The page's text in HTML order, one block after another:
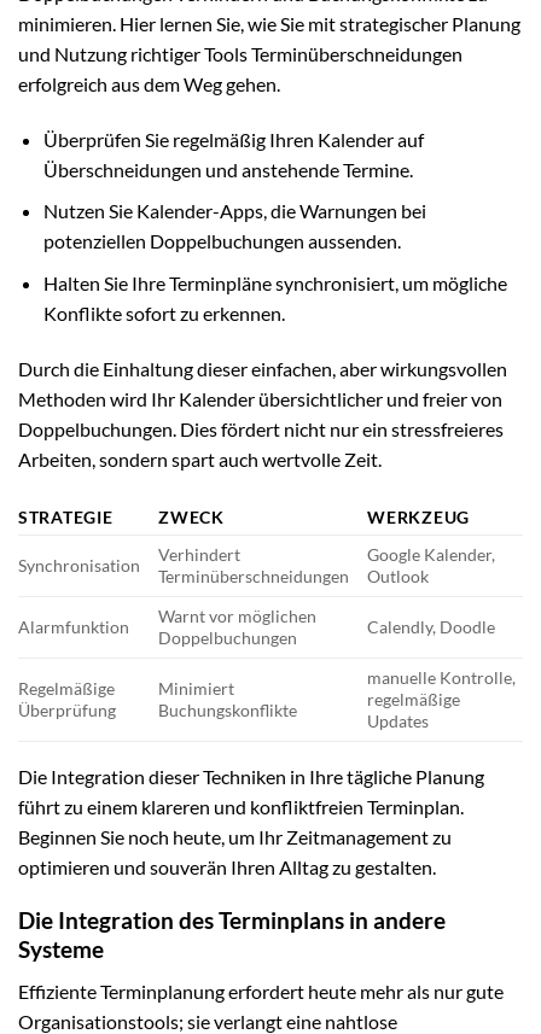
minimieren. Hier lernen Sie, wie Sie mit strategischer Planung
und Nutzung richtiger Tools Terminüberschneidungen
erfolgreich aus dem Weg gehen.
Überprüfen Sie regelmäßig Ihren Kalender auf
Überschneidungen und anstehende Termine.
Nutzen Sie Kalender-Apps, die Warnungen bei
potenziellen Doppelbuchungen aussenden.
Halten Sie Ihre Terminpläne synchronisiert, um mögliche
Konflikte sofort zu erkennen.
Durch die Einhaltung dieser einfachen, aber wirkungsvollen
Methoden wird Ihr Kalender übersichtlicher und freier von
Doppelbuchungen. Dies fördert nicht nur ein stressfreieres
Arbeiten, sondern spart auch wertvolle Zeit.
STRATEGIE ZWECK WERKZEUG
Synchronisation
Verhindert
Terminüberschneidungen
Google Kalender,
Outlook
Alarmfunktion
Warnt vor möglichen
Doppelbuchungen
Calendly, Doodle
Regelmäßige
Überprüfung
Minimiert
Buchungskonflikte
manuelle Kontrolle,
regelmäßige
Updates
Die Integration dieser Techniken in Ihre tägliche Planung
führt zu einem klareren und konfliktfreien Terminplan.
Beginnen Sie noch heute, um Ihr Zeitmanagement zu
optimieren und souverän Ihren Alltag zu gestalten.
Die Integration des Terminplans in andere
Systeme
Effiziente Terminplanung erfordert heute mehr als nur gute
Organisationstools; sie verlangt eine nahtlose